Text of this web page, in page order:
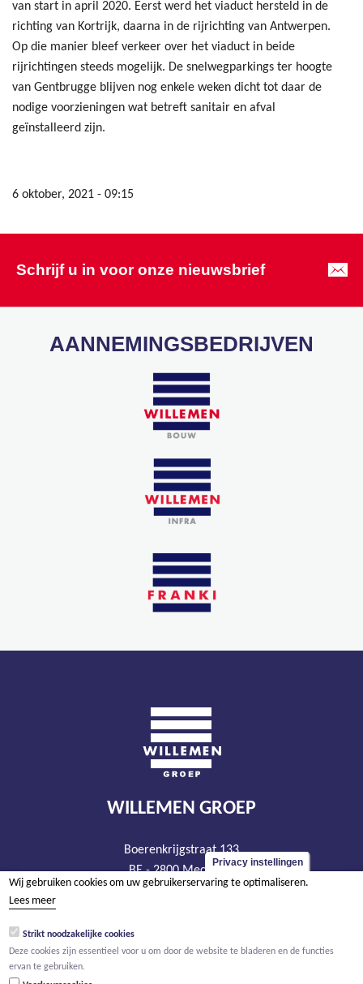
van start in april 2020. Eerst werd het viaduct hersteld in de
richting van Kortrijk, daarna in de rijrichting van Antwerpen.
Op die manier bleef verkeer over het viaduct in beide
rijrichtingen steeds mogelijk. De snelwegparkings ter hoogte
van Gentbrugge blijven nog enkele weken dicht tot daar de
nodige voorzieningen wat betreft sanitair en afval
geïnstalleerd zijn.
6 oktober, 2021 - 09:15
Schrijf u in voor onze nieuwsbrief
AANNEMINGSBEDRIJVEN
WILLEMEN GROEP
Boerenkrijgstraat 133
BE - 2800 Mechelen
tel +32 15 569 965
BTW BE 0466.256.432
Privacy instellingen
Wij gebruiken cookies om uw gebruikerservaring te optimaliseren.
Lees meer
Strikt noodzakelijke cookies
Deze cookies zijn essentieel voor u om door de website te bladeren en de functies
ervan te gebruiken.